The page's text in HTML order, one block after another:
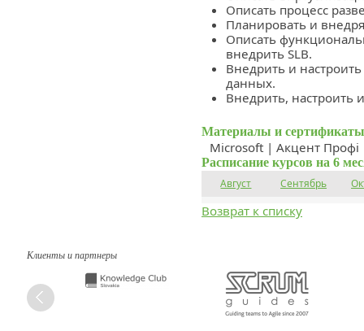
Описать процесс
Планировать и
Описать
внедрить SLB.
Внедрить и
данных.
Внедрить, настроить
Материалы и
Microsoft | Акцент
Расписание курсов на 6
Август Сентябрь
Возврат к списку
Клиенты и партнеры